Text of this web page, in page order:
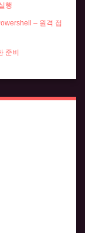
행
– 원격 접
준비